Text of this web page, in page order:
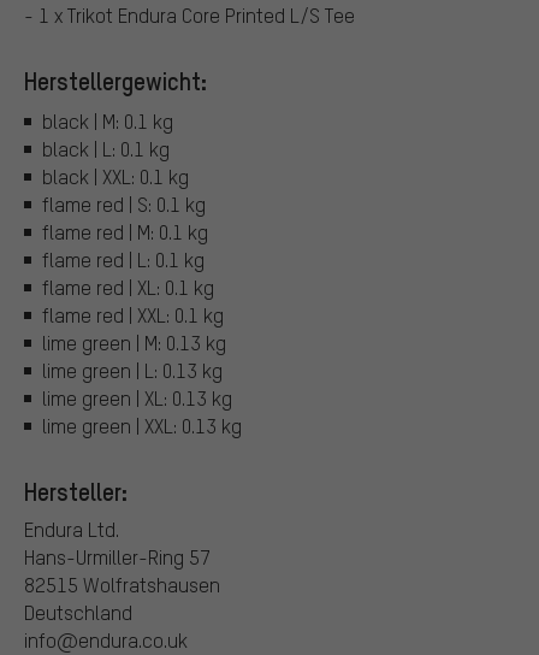
- 1 x Trikot Endura Core Printed L/S Tee
Herstellergewicht:
black | M: 0.1 kg
black | L: 0.1 kg
black | XXL: 0.1 kg
flame red | S: 0.1 kg
flame red | M: 0.1 kg
flame red | L: 0.1 kg
flame red | XL: 0.1 kg
flame red | XXL: 0.1 kg
lime green | M: 0.13 kg
lime green | L: 0.13 kg
lime green | XL: 0.13 kg
lime green | XXL: 0.13 kg
Hersteller:
Endura Ltd.
Hans-Urmiller-Ring 57
82515 Wolfratshausen
Deutschland
info@endura.co.uk